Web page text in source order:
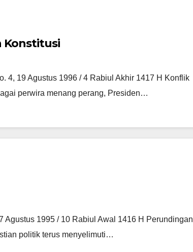
Konstitusi
4, 19 Agustus 1996 / 4 Rabiul Akhir 1417 H Konflik
perwira menang perang, Presiden…
Agustus 1995 / 10 Rabiul Awal 1416 H Perundingan
politik terus menyelimuti…